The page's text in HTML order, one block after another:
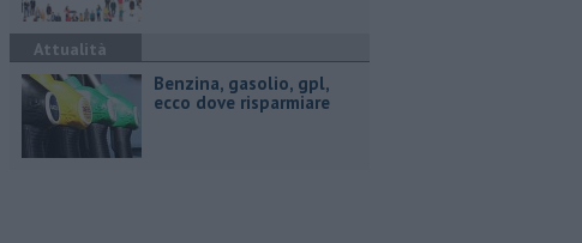
Attualità
​Benzina, gasolio, gpl,
ecco dove risparmiare